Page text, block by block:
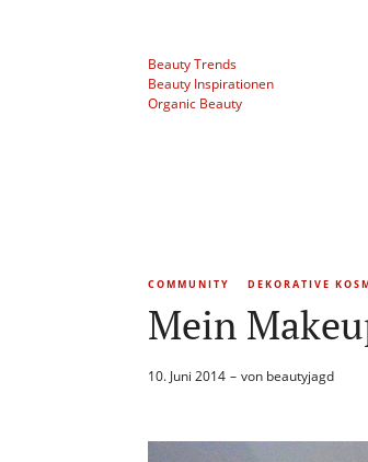
Beauty Trends
Beauty Inspirationen
Organic Beauty
COMMUNITY DEKORATIVE
Mein
10. Juni 2014 von beautyjagd